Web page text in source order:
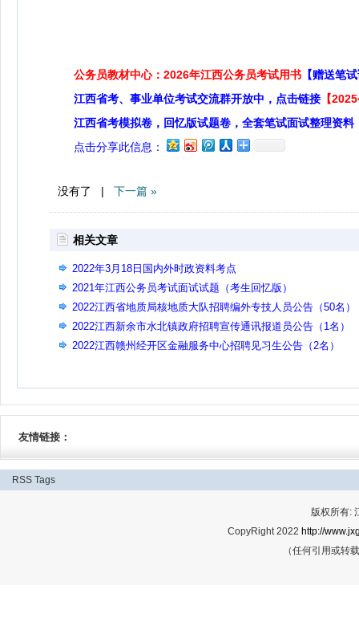
公务员教材中心：2026年江西公务员考试用书 【赠送笔
江西省考、事业单位考试交流群开放中，点击链接 【
江西省考模拟卷，回忆版试题卷，全套笔试面试整理资料
点击分享此信息：
没有了 | 下一篇 »
相关文章
2022年3月18日国内外时政资料考点
2021年江西公务员考试面试试题（考生回忆版）
2022江西省地质局核地质大队招聘编外专技人员公告（50名）
2022江西新余市水北镇政府招聘宣传通讯报道员公告（1名）
2022江西赣州经开区金融服务中心招聘见习生公告（2名）
友情链接：
RSS Tags
版权所有:
CopyRight 2022 http://
（任何引用或转